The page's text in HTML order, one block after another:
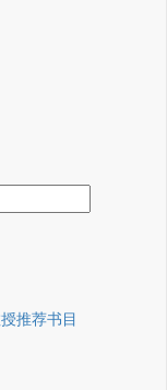
推荐书目